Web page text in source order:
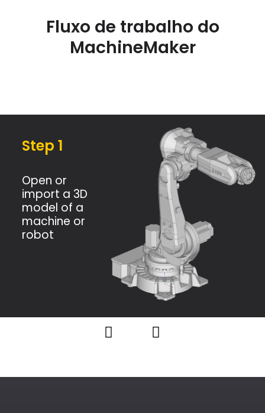
Fluxo de trabalho do
MachineMaker
Open or
import a 3D
model of a
machine or
robot
Step 1